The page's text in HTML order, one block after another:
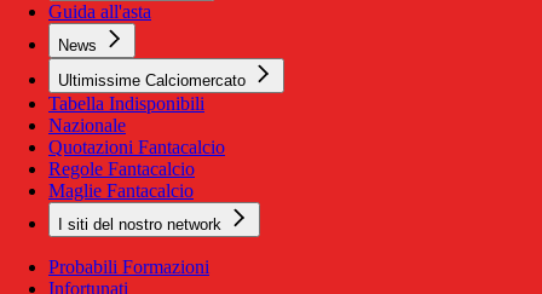
Guida all'asta
News
Ultimissime Calciomercato
Tabella Indisponibili
Nazionale
Quotazioni Fantacalcio
Regole Fantacalcio
Maglie Fantacalcio
I siti del nostro network
Probabili Formazioni
Infortunati